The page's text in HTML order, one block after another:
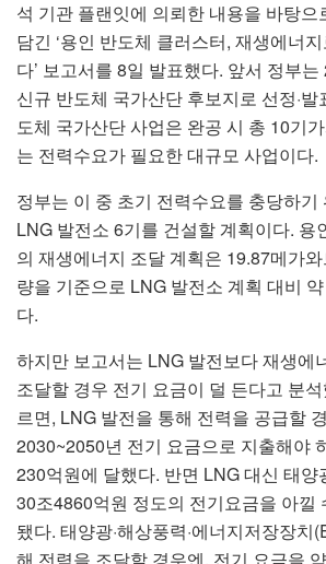
석 기관 플랜잇에 의뢰한 내용을 바탕으
담긴 ‘용인 반도체 클러스터, 재생에너
다’ 보고서를 8일 발표했다. 앞서 정부
신규 반도체 국가산단 후보지로 선정·
도체 국가산단 사업은 완공 시 총 10기
는 전력수요가 필요한 대규모 사업이다.
정부는 이 중 초기 전력수요를 충당하기
LNG 발전소 6기를 건설할 계획이다. 용
의 재생에너지 조달 계획은 19.87메가
량을 기준으로 LNG 발전소 계획 대비
다.
하지만 보고서는 LNG 발전보다 재생에
조달할 경우 전기 요금이 덜 든다고 분
르면, LNG 발전을 통해 전력을 공급할
2030~2050년 전기 요금으로 지출해야
230억원에 달했다. 반면 LNG 대신 태양
30조4860억원 정도의 전기요금을 아낄
됐다. 태양광·해상풍력·에너지저장장치